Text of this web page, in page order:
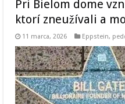
Pri Bielom dome
ktorí zneužívali a
11 marca, 2026 Eppstein,